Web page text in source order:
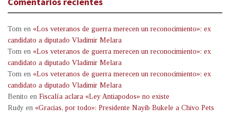
Tom en «Los veteranos de guerra merecen un reconocimiento»: ex
candidato a diputado Vladimir Melara
Tom en «Los veteranos de guerra merecen un reconocimiento»: ex
candidato a diputado Vladimir Melara
Tom en «Los veteranos de guerra merecen un reconocimiento»: ex
candidato a diputado Vladimir Melara
Benito en Fiscalía aclara «Ley Antiapodos» no existe
Rudy en «Gracias, por todo»: Presidente Nayib Bukele a Chivo Pets